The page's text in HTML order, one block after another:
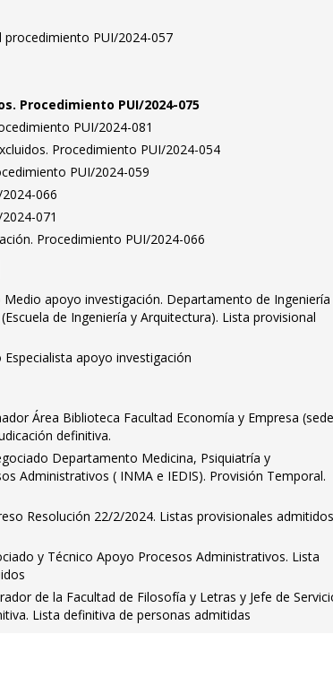
procedimiento PUI/2024-057
Procedimiento PUI/2024-075
PUI/2024-081
Procedimiento PUI/2024-054
PUI/2024-059
066
071
Procedimiento PUI/2024-066
apoyo investigación. Departamento de Ingeniería
de Ingeniería y Arquitectura). Lista provisional
apoyo investigación
Área Biblioteca Facultad Economía y Empresa (sede
definitiva.
Departamento Medicina, Psiquiatría y
Administrativos ( INMA e IEDIS). Provisión Temporal.
Resolución 22/2/2024. Listas provisionales admitidos
y Técnico Apoyo Procesos Administrativos. Lista
de la Facultad de Filosofía y Letras y Jefe de
Lista definitiva de personas admitidas